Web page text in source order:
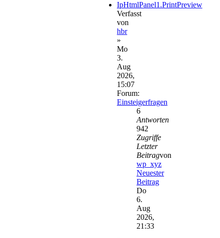
IpHtmlPanel1.PrintPreview
Verfasst
von
hbr
»
Mo
3.
Aug
2026,
15:07
Forum:
Einsteigerfragen
6
Antworten
942
Zugriffe
Letzter
Beitragvon
wp_xyz
Neuester
Beitrag
Do
6.
Aug
2026,
21:33